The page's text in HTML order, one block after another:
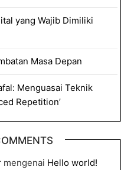
yang Wajib Dimiliki
Masa Depan
Menguasai Teknik
Repetition’
mengenai Hello world!